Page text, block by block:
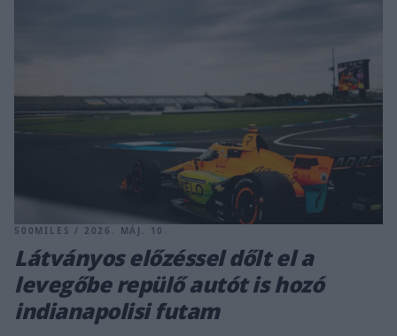
500MILES / 2026. MÁJ. 10.
Látványos előzéssel dőlt el a
levegőbe repülő autót is hozó
indianapolisi futam